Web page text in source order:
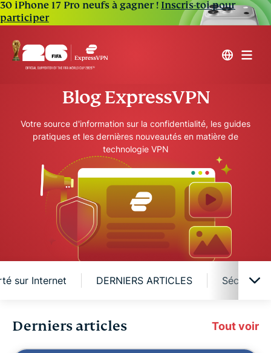
30 iPhone 17 Pro neufs à gagner ! Inscris-toi pour
participer
Blog ExpressVPN
Votre source d'information sur la confidentialité, les guides
pratiques et les dernières nouveautés en matière de
technologie VPN
sur Internet DERNIERS ARTICLES Sécurité
Cybersécurité
Derniers articles Tout voir